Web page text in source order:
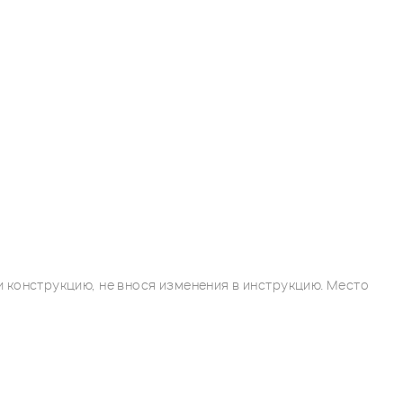
не внося изменения в инструкцию. Место